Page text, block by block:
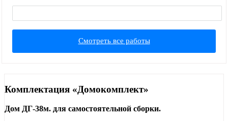
Смотреть все работы
Комплектация «Домокомплект»
Дом ДГ-38м. для самостоятельной сборки.